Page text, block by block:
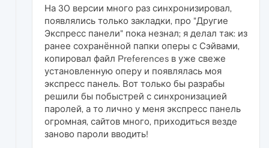
На 30 версии много раз синхронизировал,
появлялись только закладки, про "Другие
Экспресс панели" пока незнал; я делал так: из
ранее сохранённой папки оперы с Сэйвами,
копировал файл Preferences в уже свеже
установленную оперу и появлялась моя
экспресс панель. Вот только бы разрабы
решили бы побыстрей с синхронизацией
паролей, а то лично у меня экспресс панель
огромная, сайтов много, приходиться везде
заново пароли вводить!